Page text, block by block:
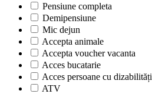
Pensiune completa
Demipensiune
Mic dejun
Accepta animale
Accepta voucher vacanta
Acces bucatarie
Acces persoane cu dizabilități
ATV